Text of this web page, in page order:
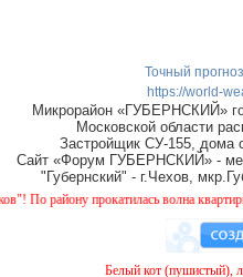
Точный
https://world-
Микрорайон «ГУБЕРНСКИЙ»
Московской области
Застройщик СУ-155, дома
Сайт «Форум ГУБЕРНСКИЙ» -
"Губернский" - г.Чехов,
волна квартирных краж,
Белый кот (пушистый),